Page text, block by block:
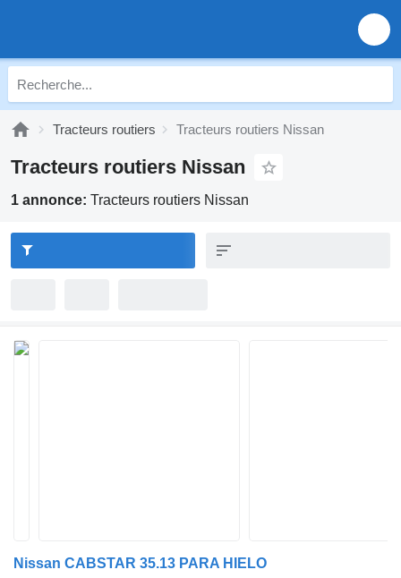
Tracteurs routiers Tracteurs routiers Nissan
Tracteurs routiers Nissan
1 annonce: Tracteurs routiers Nissan
Nissan CABSTAR 35.13 PARA HIELO